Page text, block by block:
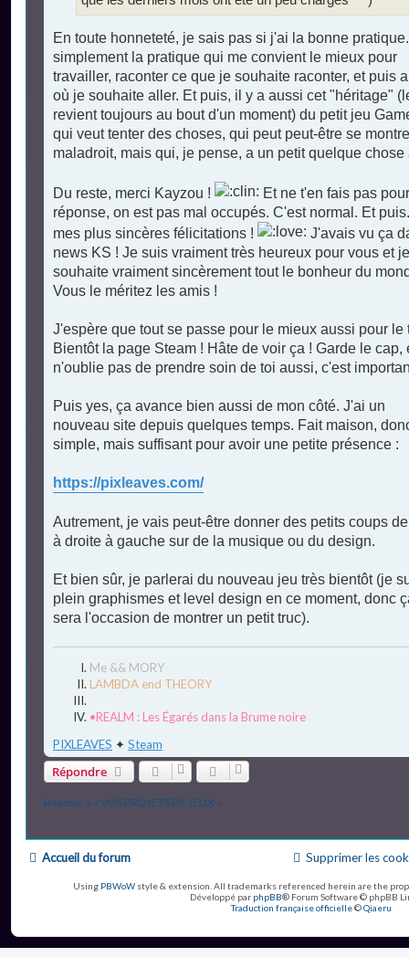
En toute honneteté, je sais pas si j'ai la bonne
simplement la pratique qui me convient le mieux pour
travailler, raconter ce que je souhaite raconter, et puis
où je souhaite aller. Et puis, il y a aussi cet "héritage"
revient toujours au bout d'un moment) du petit jeu
qui veut tenter des choses, qui peut peut-être se
maladroit, mais qui, je pense, a un petit quelque chose
Du reste, merci Kayzou !
Et ne t'en fais pas
réponse, on est pas mal occupés. C'est normal. Et
mes plus sincères félicitations !
J'avais vu ça
news KS ! Je suis vraiment très heureux pour vous et
souhaite vraiment sincèrement tout le bonheur du
Vous le méritez les amis !
J'espère que tout se passe pour le mieux aussi pour le
Bientôt la page Steam ! Hâte de voir ça ! Garde le cap,
n'oublie pas de prendre soin de toi aussi, c'est
Puis yes, ça avance bien aussi de mon côté. J'ai un
nouveau site depuis quelques temps. Fait maison,
simple, mais suffisant pour avoir une petite présence :
https://pixleaves.com/
Autrement, je vais peut-être donner des petits coups
à droite à gauche sur de la musique ou du design.
Et bien sûr, je parlerai du nouveau jeu très bientôt (je
plein graphismes et level design en ce moment, donc
sera l'occasion de montrer un petit truc).
Me && MORY
LAMBDA end THEORY
•REALM : Les Égarés dans la Brume noire
PIXLEAVES ✦ Steam
Répondre
Revenir à « VOS PROJETS DE JEUX »
Accueil du forum Supprimer les
Using PBWoW style & extension. All trademarks referenced herein are the
Développé par phpBB® Forum Software © phpBB
Traduction française officielle©Qiaeru